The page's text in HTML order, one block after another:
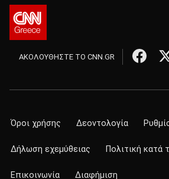
ΑΚΟΛΟΥΘΗΣΤΕ ΤΟ CNN.GR
Όροι χρήσης Δεοντολογία
Δήλωση εχεμύθειας Πολιτική κατά
Επικοινωνία Διαφήμιση